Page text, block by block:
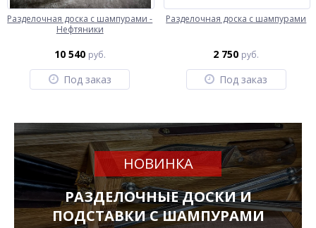
Разделочная доска с шампурами -
Нефтяники
10 540 руб.
Под заказ
Разделочная доска с шампурами
2 750 руб.
Под заказ
НОВИНКА
РАЗДЕЛОЧНЫЕ ДОСКИ И
ПОДСТАВКИ С ШАМПУРАМИ